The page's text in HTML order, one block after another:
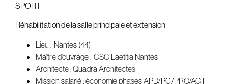
SPORT
Réhabilitation de la salle principale et extension
Lieu : Nantes (44)
Maître d’ouvrage : CSC Laetitia Nantes
Architecte : Quadra Architectes
Mission salarié : économie phases APD/PC/PRO/ACT